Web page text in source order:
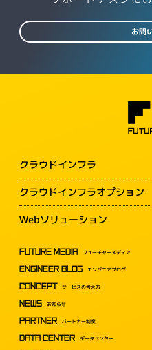
お問
クラウドインフラ
クラウドインフラオプション
Webソリューション
FUTURE MEDIA フューチャーメディア
ENGINEER BLOG エンジニアブログ
CONCEPT サービスの考え方
NEWS お知らせ
PARTNER パートナー制度
DATA CENTER データセンター